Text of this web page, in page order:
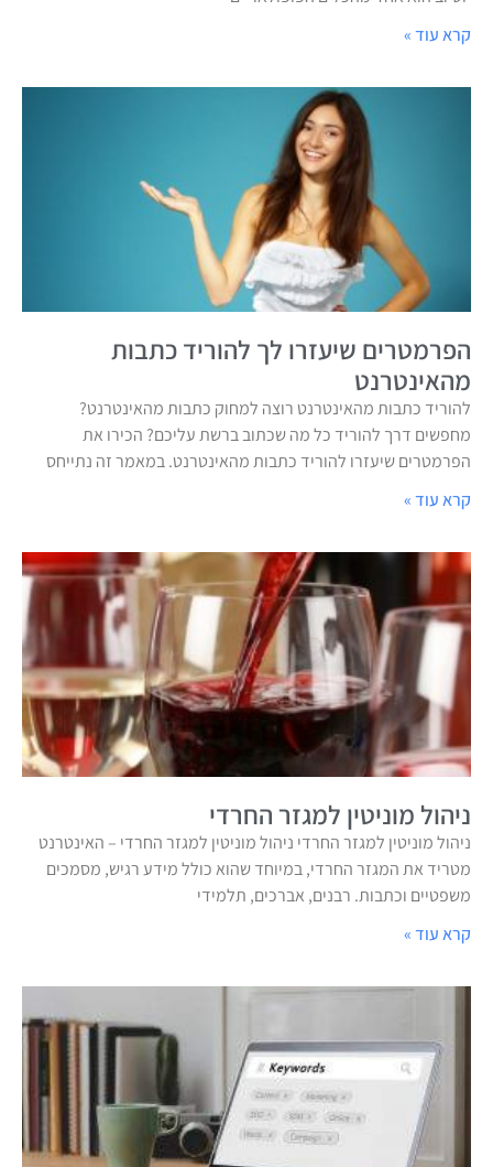
קרא עוד »
הפרמטרים שיעזרו לך להוריד כתבות
מהאינטרנט
להוריד כתבות מהאינטרנט רוצה למחוק כתבות מהאינטרנט?
מחפשים דרך להוריד כל מה שכתוב ברשת עליכם? הכירו את
הפרמטרים שיעזרו להוריד כתבות מהאינטרנט. במאמר זה נתייחס
קרא עוד »
ניהול מוניטין למגזר החרדי
ניהול מוניטין למגזר החרדי ניהול מוניטין למגזר החרדי – האינטרנט
מטריד את המגזר החרדי, במיוחד שהוא כולל מידע רגיש, מסמכים
משפטיים וכתבות. רבנים, אברכים, תלמידי
קרא עוד »